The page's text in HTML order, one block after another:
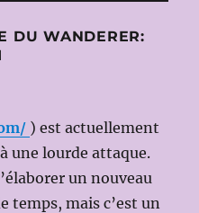
DU WANDERER:
) est actuellement
une lourde attaque.
un nouveau
temps, mais c’est un